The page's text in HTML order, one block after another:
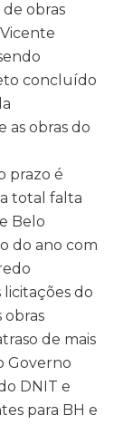
obras
concluído
as obras do
prazo é
total falta
Belo
do ano com
do
obras
de mais
Governo
DNIT e
para BH e